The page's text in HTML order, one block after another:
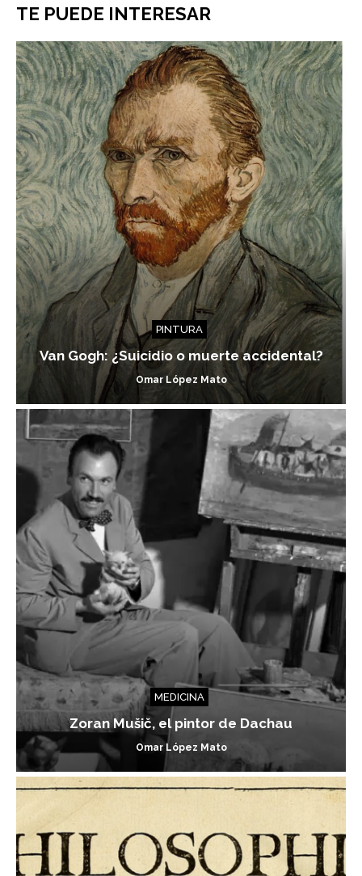
TE PUEDE INTERESAR
PINTURA
Van Gogh: ¿Suicidio o muerte accidental?
Omar López Mato
MEDICINA
Zoran Mušič, el pintor de Dachau
Omar López Mato